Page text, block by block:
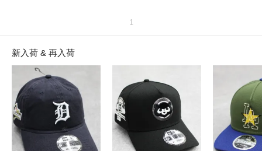
1
新入荷 & 再入荷